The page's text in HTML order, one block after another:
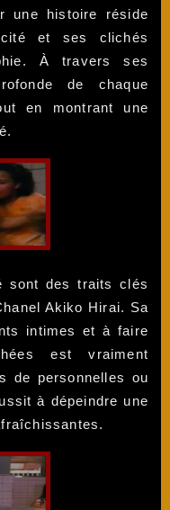
une histoire réside
et ses clichés
À travers ses
de chaque
en montrant une
sont des traits clés
Akiko Hirai. Sa
intimes et à faire
est vraiment
de personnelles ou
à dépeindre une